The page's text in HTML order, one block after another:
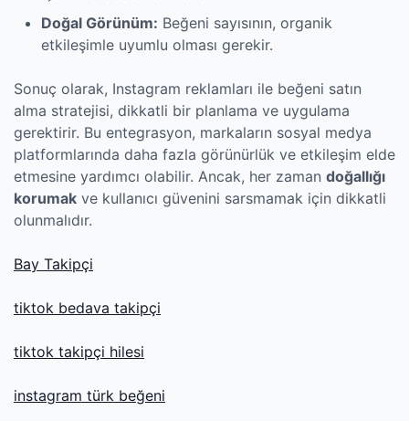
Doğal Görünüm: Beğeni sayısının, organik
etkileşimle uyumlu olması gerekir.
Sonuç olarak, Instagram reklamları ile beğeni satın
alma stratejisi, dikkatli bir planlama ve uygulama
gerektirir. Bu entegrasyon, markaların sosyal medya
platformlarında daha fazla görünürlük ve etkileşim elde
etmesine yardımcı olabilir. Ancak, her zaman doğallığı
korumak ve kullanıcı güvenini sarsmamak için dikkatli
olunmalıdır.
Bay Takipçi
tiktok bedava takipçi
tiktok takipçi hilesi
instagram türk beğeni